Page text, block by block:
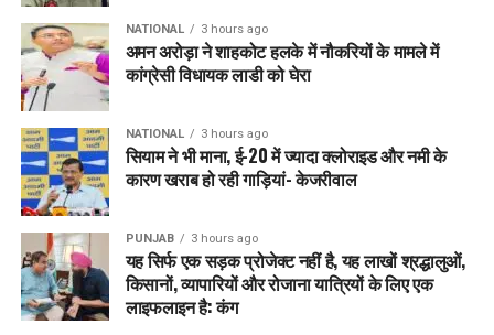
NATIONAL 3 hours ago
अमन अरोड़ा ने शाहकोट हलके में नौकरियों के मामले में
कांग्रेसी विधायक लाडी को घेरा
NATIONAL 3 hours ago
सियाम ने भी माना, ई-20 में ज्यादा क्लोराइड और नमी के
कारण खराब हो रही गाड़ियां- केजरीवाल
PUNJAB 3 hours ago
यह सिर्फ एक सड़क प्रोजेक्ट नहीं है, यह लाखों श्रद्धालुओं,
किसानों, व्यापारियों और रोजाना यात्रियों के लिए एक
लाइफलाइन है: कंग